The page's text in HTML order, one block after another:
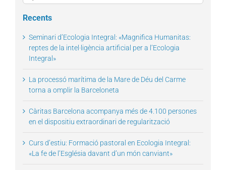
for:
Recents
Seminari d’Ecologia Integral: «Magnifica Humanitas:
reptes de la intel·ligència artificial per a l’Ecologia
Integral»
La processó marítima de la Mare de Déu del Carme
torna a omplir la Barceloneta
Càritas Barcelona acompanya més de 4.100 persones
en el dispositiu extraordinari de regularització
Curs d’estiu: Formació pastoral en Ecologia Integral:
«La fe de l’Església davant d’un món canviant»